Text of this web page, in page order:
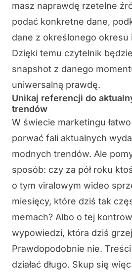
masz naprawdę rzetelne
podać konkretne dane,
dane z określonego okresu
Dzięki temu czytelnik
snapshot z danego
uniwersalną prawdę.
Unikaj referencji do
trendów
W świecie marketingu
porwać fali aktualnych
modnych trendów. Ale
sposób: czy za pół roku
o tym viralowym wideo
miesięcy, które dziś tak
memach? Albo o tej
wypowiedzi, która dziś
Prawdopodobnie nie.
działać długo. Skup się